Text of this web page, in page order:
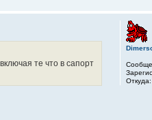
те что в сапорт
Откуда: